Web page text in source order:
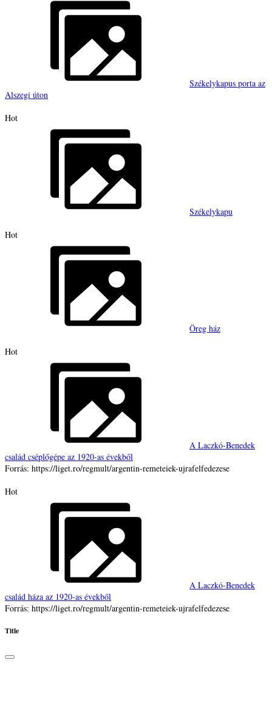
Székelykapus porta az
Alszegi úton
Hot
Székelykapu
Hot
Öreg ház
Hot
A Laczkó-Benedek
család cséplőgépe az 1920-as évekből
Forrás: https://liget.ro/regmult/argentin-remeteiek-ujrafelfedezese
Hot
A Laczkó-Benedek
család háza az 1920-as évekből
Forrás: https://liget.ro/regmult/argentin-remeteiek-ujrafelfedezese
Title